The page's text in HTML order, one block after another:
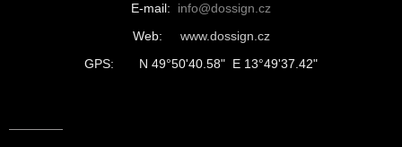
E-mail: info@dossign.cz
Web: www.dossign.cz
GPS: N 49°50'40.58" E 13°49'37.42"